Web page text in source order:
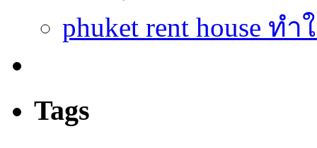
phuket rent house
Tags